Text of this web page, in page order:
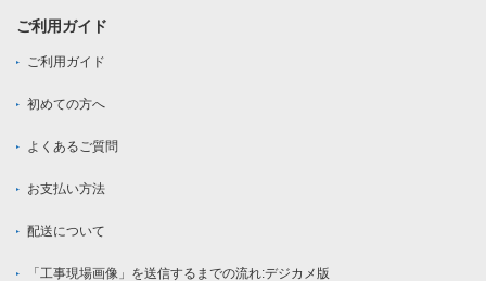
ご利用ガイド
ご利用ガイド
初めての方へ
よくあるご質問
お支払い方法
配送について
「工事現場画像」を送信するまでの流れ:デジカメ版